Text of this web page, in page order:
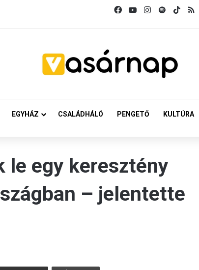
FacebookYouTubeInstagram
SpotifyTikTok
EGYHÁZ CSALÁDHÁLÓ PENGETŐ KULTÚRA
le egy keresztény
– jelentette